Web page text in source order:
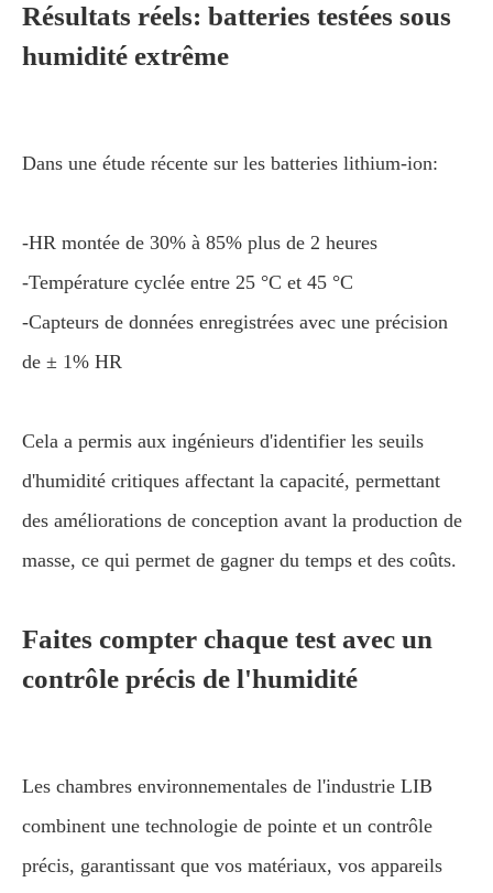
Résultats réels: batteries testées sous
humidité extrême
Dans une étude récente sur les batteries lithium-ion:
-HR montée de 30% à 85% plus de 2 heures
-Température cyclée entre 25 °C et 45 °C
-Capteurs de données enregistrées avec une précision
de ± 1% HR
Cela a permis aux ingénieurs d'identifier les seuils
d'humidité critiques affectant la capacité, permettant
des améliorations de conception avant la production de
masse, ce qui permet de gagner du temps et des coûts.
Faites compter chaque test avec un
contrôle précis de l'humidité
Les chambres environnementales de l'industrie LIB
combinent une technologie de pointe et un contrôle
précis, garantissant que vos matériaux, vos appareils